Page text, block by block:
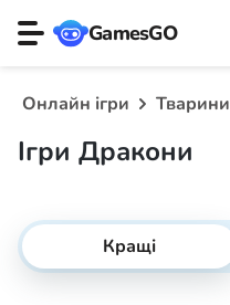
GamesGO
Онлайн ігри Тварини
Ігри Дракони
Кращі